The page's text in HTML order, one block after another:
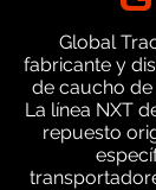
Global
fabricante y
de caucho de
La línea NXT
repuesto